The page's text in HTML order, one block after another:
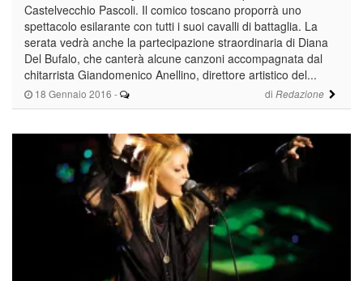
18 Gennaio 2016 - di Redazione
Castelvecchio Pascoli. Il comico toscano proporrà uno
spettacolo esilarante con tutti i suoi cavalli di battaglia. La
serata vedrà anche la partecipazione straordinaria di Diana
Del Bufalo, che canterà alcune canzoni accompagnata dal
chitarrista Giandomenico Anellino, direttore artistico del...